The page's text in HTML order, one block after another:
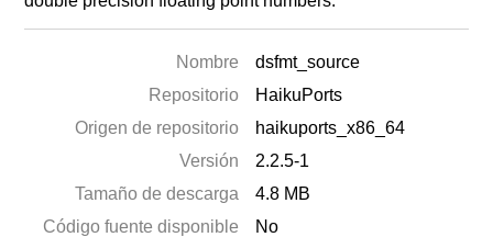
Nombre
dsfmt_source
Repositorio
HaikuPorts
Origen de repositorio
haikuports_x86_64
Versión
2.2.5-1
Tamaño de descarga
4.8 MB
Código fuente disponible
No